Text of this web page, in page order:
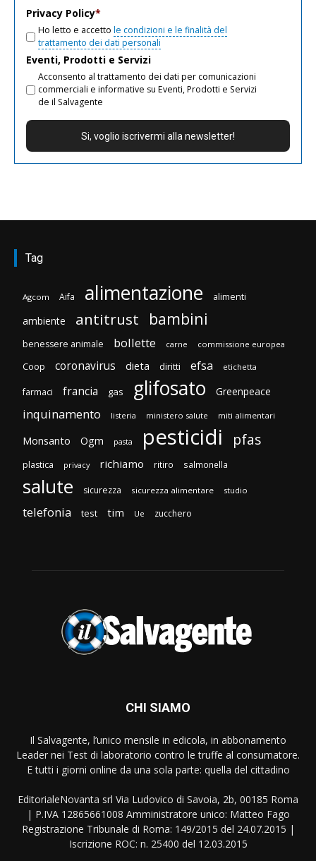
Privacy Policy*
Ho letto e accetto le condizioni e le finalità del
trattamento dei dati personali
Eventi, Prodotti e Servizi
Acconsento al trattamento dei dati per comunicazioni
commerciali e informative su Eventi, Prodotti e Servizi
de il Salvagente
Tag
Agcom Aifa alimentazione alimenti
ambiente antitrust bambini
benessere animale bollette carne commissione europea
Coop coronavirus dieta diritti efsa etichetta
farmaci francia gas glifosato Greenpeace
inquinamento listeria ministero salute miti alimentari
Monsanto Ogm pasta pesticidi pfas
plastica privacy richiamo ritiro salmonella
salute sicurezza sicurezza alimentare studio
telefonia test tim Ue zucchero
CHI SIAMO
Il Salvagente, l’unico mensile in edicola, in abbonamento
Leader nei Test di laboratorio contro le truffe al consumatore.
E tutti i giorni online da una sola parte: quella del cittadino
EditorialeNovanta srl Via Ludovico di Savoia, 2b, 00185 Roma
| P.IVA 12865661008 Amministratore unico: Matteo Fago
Registrazione Tribunale di Roma: 149/2015 del 24.07.2015 |
Iscrizione ROC: n. 25400 del 12.03.2015